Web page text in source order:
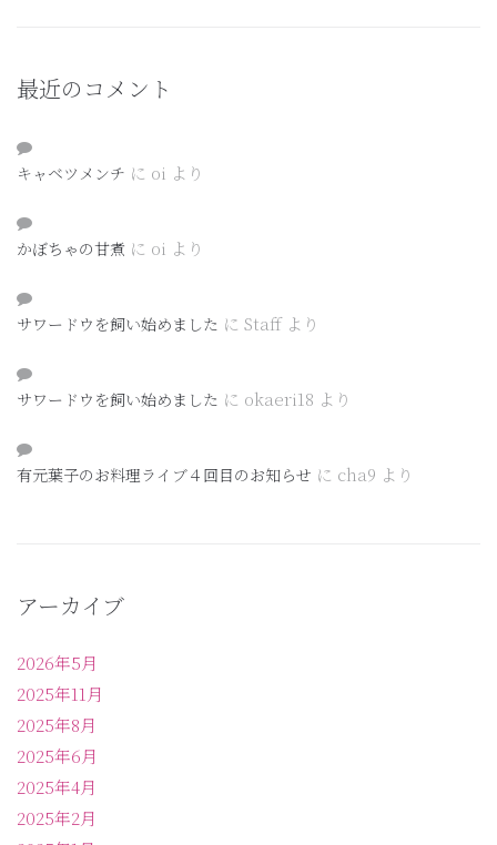
最近のコメント
キャベツメンチ に oi より
かぼちゃの甘煮 に oi より
サワードウを飼い始めました に Staffより
サワードウを飼い始めました に okaeri18 より
有元葉子のお料理ライブ４回目のお知らせ に cha9 より
アーカイブ
2026年5月
2025年11月
2025年8月
2025年6月
2025年4月
2025年2月